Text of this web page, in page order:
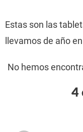
Estas son las
llevamos de año
No hemos
4